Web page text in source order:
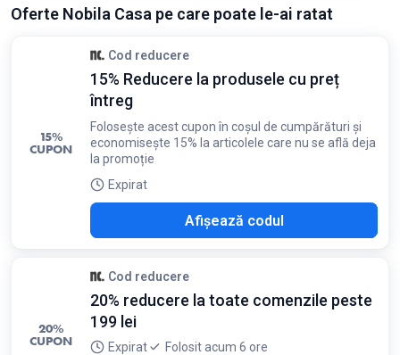
Oferte Nobila Casa pe care poate le-ai ratat
15%
CUPON
Cod reducere
15% Reducere la produsele cu preț
întreg
Folosește acest cupon în coșul de cumpărături și
economisește 15% la articolele care nu se află deja
la promoție
Expirat
Afișează codul
20%
CUPON
Cod reducere
20% reducere la toate comenzile peste
199 lei
Expirat Folosit acum 6 ore